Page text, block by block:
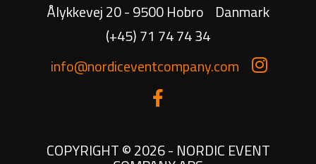
Ålykkevej 20 - 9500 Hobro
Danmark
(+45) 71 74 74 34
info@nordiceventcompany.com
COPYRIGHT © 2026 - NORDIC EVENT